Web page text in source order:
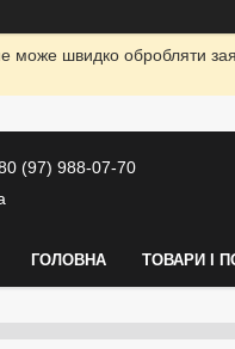
може швидко обробляти
(97) 988-07-70
ГОЛОВНА ТОВАРИ І